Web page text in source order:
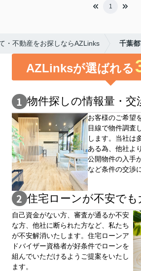
1
・不動産をお探しならAZLinks 千葉
AZLinksが選ばれる
物件探しの情報量・交
お客様のご希望
目線で物件調査
します。当社は
ある為、他社よ
公開物件の⼊手
など条件の交渉
住宅ローンが不安でも
自⼰資⾦がない⽅、審査が通るか不安
な⽅、他社に断られた⽅など、私たち
が不安解消いたします。住宅ローンア
ドバイザー資格者が好条件でローンを
組んでいただけるようご提案をいたし
ます。